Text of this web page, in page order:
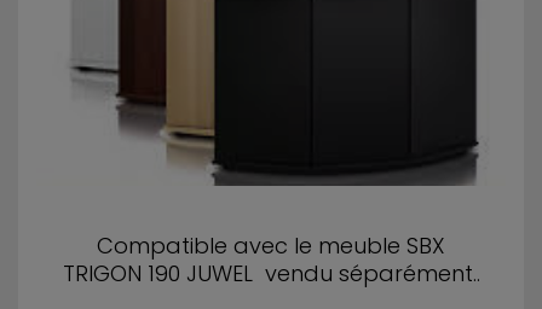
Compatible avec le meuble SBX
TRIGON 190 JUWEL vendu séparément..